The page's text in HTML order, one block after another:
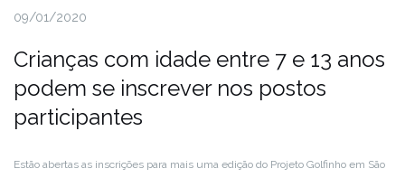
09/01/2020
Crianças com idade entre 7 e 13 anos
podem se inscrever nos postos
participantes
Estão abertas as inscrições para mais uma edição do Projeto Golfinho em São